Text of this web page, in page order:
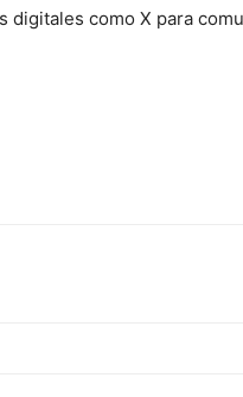
digitales como X para